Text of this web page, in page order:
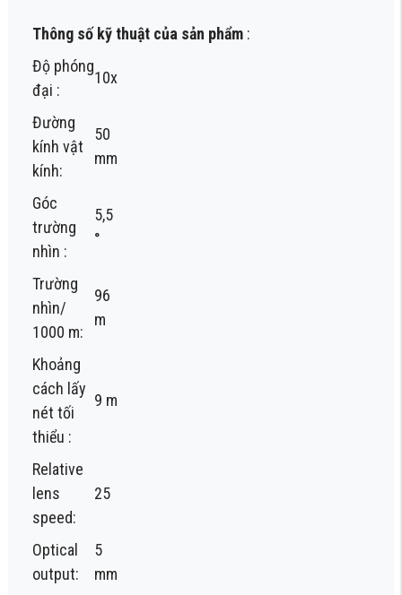
Thông số kỹ thuật của sản phẩm :
Độ phóng
đại :
10x
Đường
kính vật
kính:
50
mm
Góc
trường
nhìn :
5,5
°
Trường
nhìn/
1000 m:
96
m
Khoảng
cách lấy
nét tối
thiểu :
9 m
Relative
lens
speed:
25
Optical
output:
5
mm